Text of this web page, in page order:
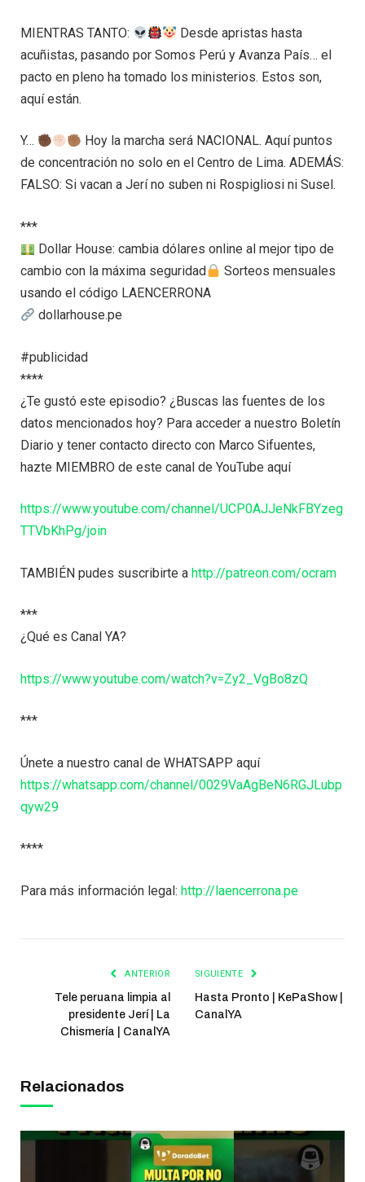
MIENTRAS TANTO:
Desde apristas hasta
acuñistas, pasando por Somos Perú y Avanza País… el
pacto en pleno ha tomado los ministerios. Estos son,
aquí están.
Y…
Hoy la marcha será NACIONAL. Aquí puntos
de concentración no solo en el Centro de Lima. ADEMÁS:
FALSO: Si vacan a Jerí no suben ni Rospigliosi ni Susel.
***
Dollar House: cambia dólares online al mejor tipo de
cambio con la máxima seguridad
Sorteos mensuales
usando el código LAENCERRONA
dollarhouse.pe
#publicidad
****
¿Te gustó este episodio? ¿Buscas las fuentes de los
datos mencionados hoy? Para acceder a nuestro Boletín
Diario y tener contacto directo con Marco Sifuentes,
hazte MIEMBRO de este canal de YouTube aquí
https://www.youtube.com/channel/UCP0AJJeNkFBYzeg
TTVbKhPg/join
TAMBIÉN pudes suscribirte a http://patreon.com/ocram
***
¿Qué es Canal YA?
https://www.youtube.com/watch?v=Zy2_VgBo8zQ
***
Únete a nuestro canal de WHATSAPP aquí
https://whatsapp.com/channel/0029VaAgBeN6RGJLubp
qyw29
****
Para más información legal: http://laencerrona.pe
ANTERIOR
Tele peruana limpia al
presidente Jerí | La
Chismería | CanalYA
SIGUIENTE
Hasta Pronto | KePaShow |
CanalYA
Relacionados